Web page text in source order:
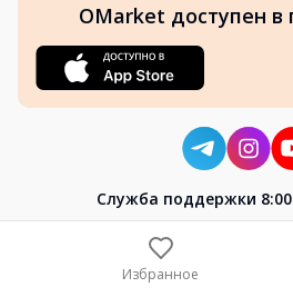
OMarket доступен
Cлужба поддержки
Избранное